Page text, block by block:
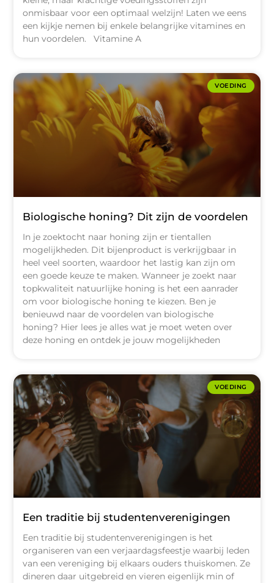
onmisbaar voor een optimaal welzijn! Laten we eens
een kijkje nemen bij enkele belangrijke vitamines en
hun voordelen. Vitamine A
VOEDING
Biologische honing? Dit zijn de voordelen
In je zoektocht naar honing zijn er tientallen
mogelijkheden. Dit bijenproduct is verkrijgbaar in
heel veel soorten, waardoor het lastig kan zijn om
een goede keuze te maken. Wanneer je zoekt naar
topkwaliteit natuurlijke honing is het een aanrader
om voor biologische honing te kiezen. Ben je
benieuwd naar de voordelen van biologische
honing? Hier lees je alles wat je moet weten over
deze honing en ontdek je jouw mogelijkheden
VOEDING
Een traditie bij studentenverenigingen
Een traditie bij studentenverenigingen is het
organiseren van een verjaardagsfeestje waarbij leden
van een vereniging bij elkaars ouders thuiskomen. Ze
dineren daar uitgebreid en vieren eigenlijk min of